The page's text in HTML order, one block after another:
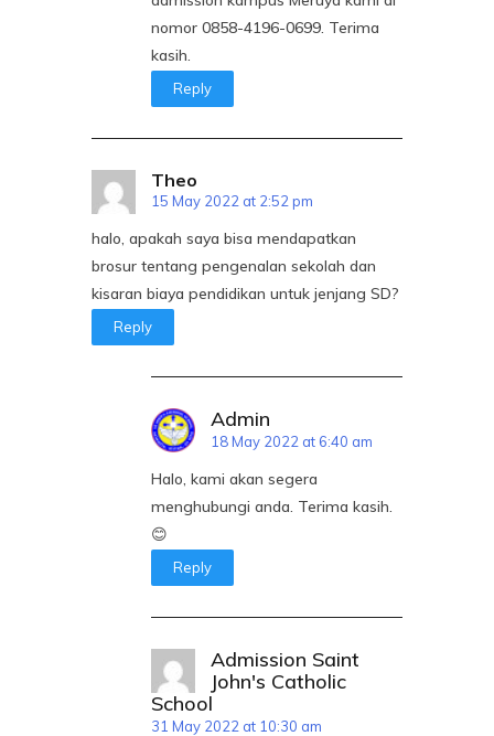
nomor 0858-4196-0699. Terima
kasih.
Reply
Theo
15 May 2022 at 2:52 pm
halo, apakah saya bisa mendapatkan
brosur tentang pengenalan sekolah dan
kisaran biaya pendidikan untuk jenjang SD?
Reply
Admin
18 May 2022 at 6:40 am
Halo, kami akan segera
menghubungi anda. Terima kasih.
😊
Reply
Admission Saint
John's Catholic
School
31 May 2022 at 10:30 am